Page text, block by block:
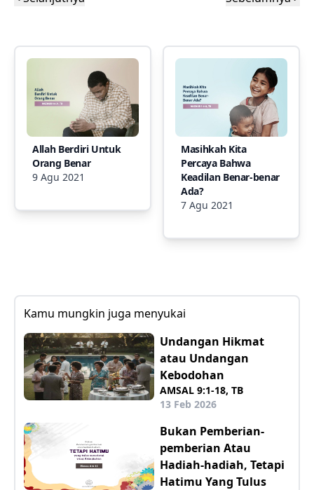
Allah Berdiri Untuk
Orang Benar
9 Agu 2021
Masihkah Kita
Percaya Bahwa
Keadilan Benar-benar
Ada?
7 Agu 2021
Kamu mungkin juga menyukai
Undangan Hikmat
atau Undangan
Kebodohan
AMSAL 9:1-18, TB
13 Feb 2026
Bukan Pemberian-
pemberian Atau
Hadiah-hadiah, Tetapi
Hatimu Yang Tulus